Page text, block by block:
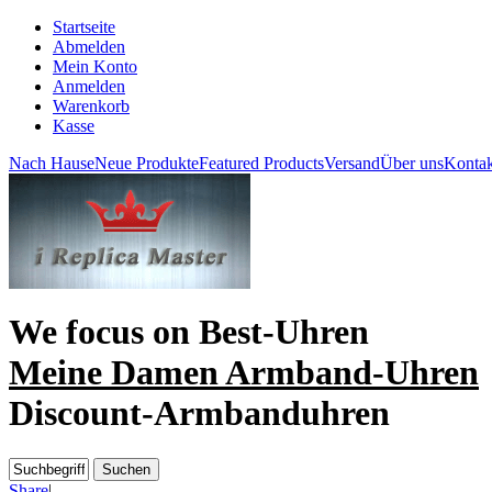
Startseite
Abmelden
Mein Konto
Anmelden
Warenkorb
Kasse
Nach HauseNeue ProdukteFeatured ProductsVersandÜber uns
We focus on Best-Uhren
Meine Damen Armband-Uhren
Discount-Armbanduhren